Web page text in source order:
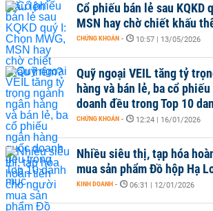
Cổ phiếu bán lẻ sau KQKD
MSN hay chờ chiết khấu
CHỨNG KHOÁN - 10:57 | 13/05/2026
Quỹ ngoại VEIL tăng tỷ
hàng và bán lẻ, ba cổ
doanh đều trong Top 10
CHỨNG KHOÁN - 12:24 | 16/01/2026
Nhiều siêu thị, tạp hóa
mua sản phẩm Đồ hộp Hạ
KINH DOANH - 06:31 | 12/01/2026